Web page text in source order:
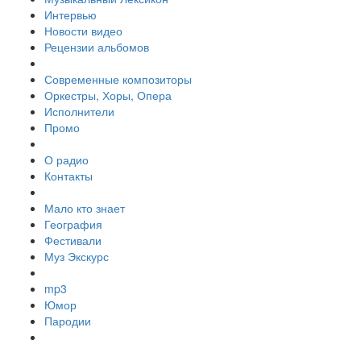
Интервью
Новости видео
Рецензии альбомов
Современные композиторы
Оркестры, Хоры, Опера
Исполнители
Промо
О радио
Контакты
Мало кто знает
География
Фестивали
Муз Экскурс
mp3
Юмор
Пародии